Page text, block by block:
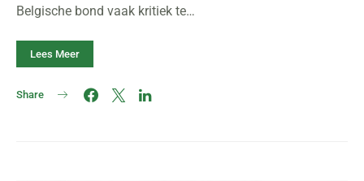
Belgische bond vaak kritiek te…
Lees Meer
Share